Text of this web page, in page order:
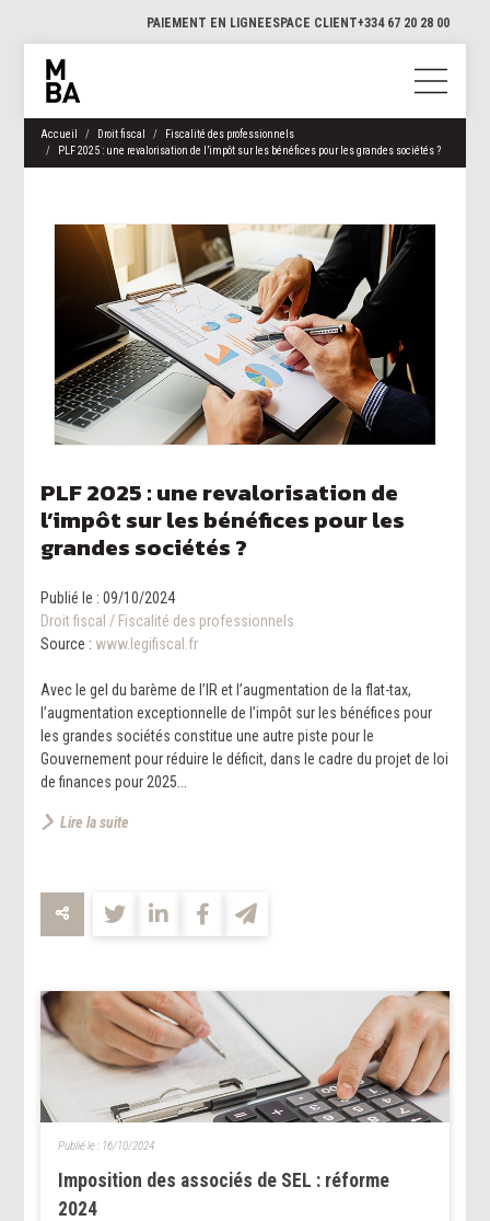
PAIEMENT EN LIGNEESPACE CLIENT+334 67 20 28 00
Accueil Droit fiscal
Fiscalité des professionnels
PLF 2025 : une revalorisation de l’impôt sur les bénéfices pour les grandes sociétés ?
PLF 2025 : une revalorisation de
l’impôt sur les bénéfices pour les
grandes sociétés ?
Publié le :09/10/2024
Droit fiscal / Fiscalité des professionnels
Source : www.legifiscal.fr
Avec le gel du barème de l’IR et l’augmentation de la flat-tax,
l’augmentation exceptionnelle de l’impôt sur les bénéfices pour
les grandes sociétés constitue une autre piste pour le
Gouvernement pour réduire le déficit, dans le cadre du projet de loi
de finances pour 2025...
Lire la suite
Imposition des associés de SEL : réforme
2024
Publié le : 16/10/2024